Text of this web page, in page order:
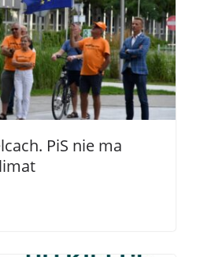
PiS nie ma